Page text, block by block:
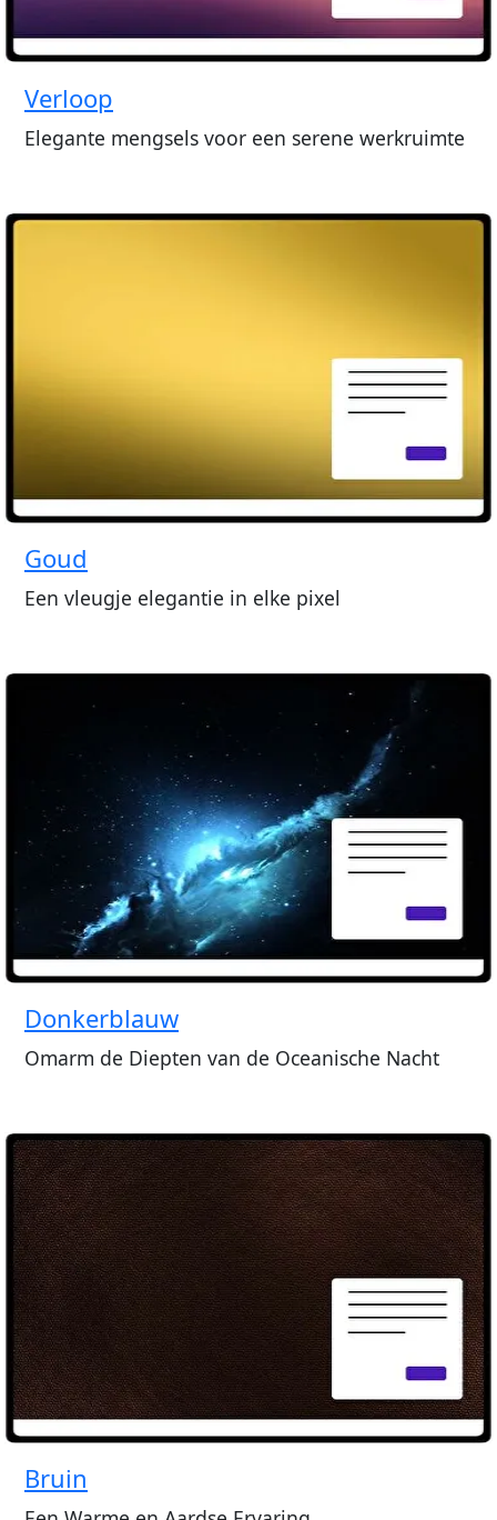
Verloop
Elegante mengsels voor een serene werkruimte
Goud
Een vleugje elegantie in elke pixel
Donkerblauw
Omarm de Diepten van de Oceanische Nacht
Bruin